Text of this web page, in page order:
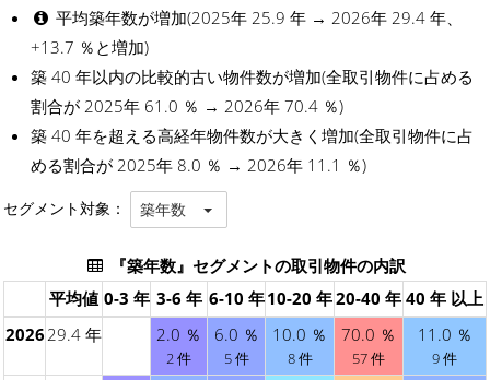
平均築年数が増加(2025年 25.9 年 → 2026年 29.4 年、
+13.7 ％と増加)
築 40 年以内の比較的古い物件数が増加(全取引物件に占める
割合が 2025年 61.0 ％ → 2026年 70.4 ％)
築 40 年を超える高経年物件数が大きく増加(全取引物件に占
める割合が 2025年 8.0 ％ → 2026年 11.1 ％)
セグメント対象： 築年数
『築年数』セグメントの取引物件の内訳
平均値 0-3 年 3-6 年 6-10 年10-20 年20-40 年 40 年 以上
202629.4 年 2.0 ％
2 件
6.0 ％
5 件
10.0 ％
8 件
70.0 ％
57 件
11.0 ％
9 件